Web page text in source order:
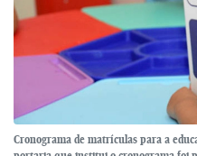
Cronograma de matrículas para a